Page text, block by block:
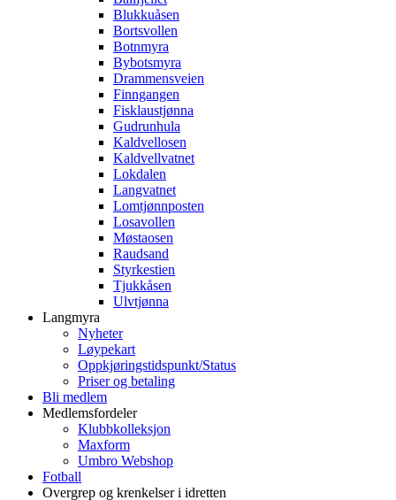
Blukkuåsen
Bortsvollen
Botnmyra
Bybotsmyra
Drammensveien
Finngangen
Fisklaustjønna
Gudrunhula
Kaldvellosen
Kaldvellvatnet
Lokdalen
Langvatnet
Lomtjønnposten
Losavollen
Møstaosen
Raudsand
Styrkestien
Tjukkåsen
Ulvtjønna
Langmyra
Nyheter
Løypekart
Oppkjøringstidspunkt/Status
Priser og betaling
Bli medlem
Medlemsfordeler
Klubbkolleksjon
Maxform
Umbro Webshop
Fotball
Overgrep og krenkelser i idretten